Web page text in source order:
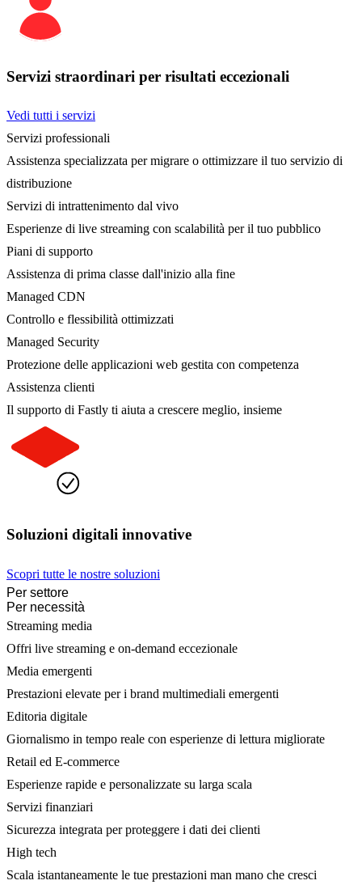
Servizi straordinari per risultati eccezionali
Vedi tutti i servizi
Servizi professionali
Assistenza specializzata per migrare o ottimizzare il tuo servizio di
distribuzione
Servizi di intrattenimento dal vivo
Esperienze di live streaming con scalabilità per il tuo pubblico
Piani di supporto
Assistenza di prima classe dall'inizio alla fine
Managed CDN
Controllo e flessibilità ottimizzati
Managed Security
Protezione delle applicazioni web gestita con competenza
Assistenza clienti
Il supporto di Fastly ti aiuta a crescere meglio, insieme
Soluzioni digitali innovative
Scopri tutte le nostre soluzioni
Per settore
Per necessità
Streaming media
Offri live streaming e on-demand eccezionale
Media emergenti
Prestazioni elevate per i brand multimediali emergenti
Editoria digitale
Giornalismo in tempo reale con esperienze di lettura migliorate
Retail ed E-commerce
Esperienze rapide e personalizzate su larga scala
Servizi finanziari
Sicurezza integrata per proteggere i dati dei clienti
High tech
Scala istantaneamente le tue prestazioni man mano che cresci